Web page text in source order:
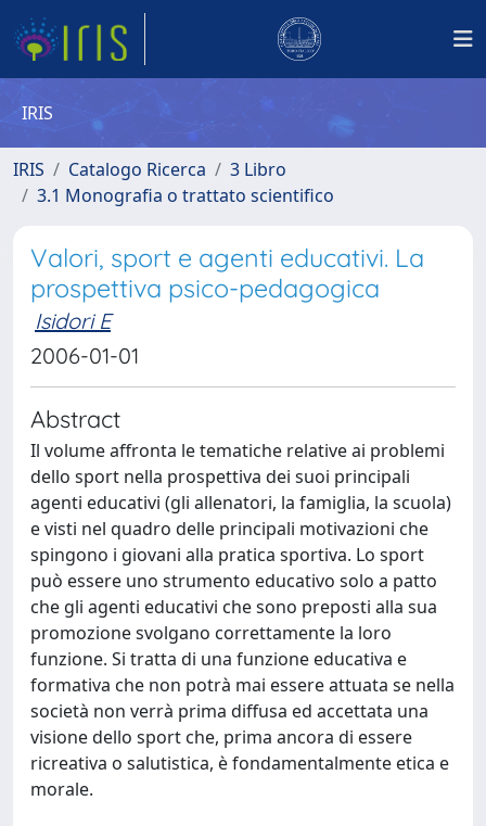
IRIS
IRIS Catalogo Ricerca
3 Libro
3.1 Monografia o trattato scientifico
Valori, sport e agenti educativi. La
prospettiva psico-pedagogica
Isidori E
2006-01-01
Abstract
Il volume affronta le tematiche relative ai problemi
dello sport nella prospettiva dei suoi principali
agenti educativi (gli allenatori, la famiglia, la scuola)
e visti nel quadro delle principali motivazioni che
spingono i giovani alla pratica sportiva. Lo sport
può essere uno strumento educativo solo a patto
che gli agenti educativi che sono preposti alla sua
promozione svolgano correttamente la loro
funzione. Si tratta di una funzione educativa e
formativa che non potrà mai essere attuata se nella
società non verrà prima diffusa ed accettata una
visione dello sport che, prima ancora di essere
ricreativa o salutistica, è fondamentalmente etica e
morale.